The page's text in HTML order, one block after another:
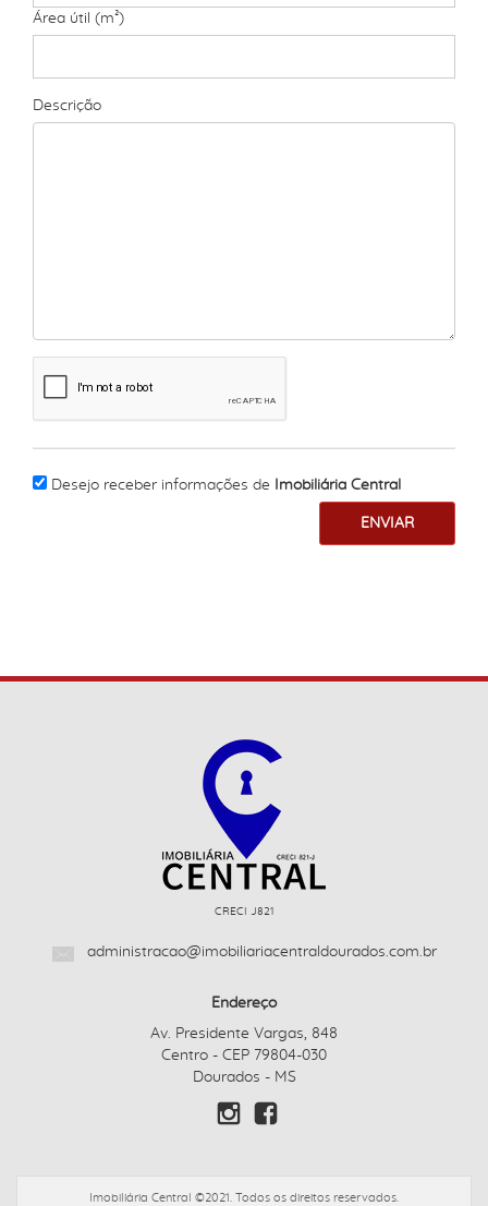
Área útil (m²)
Descrição
Desejo receber informações de Imobiliária Central
ENVIAR
CRECI J821
administracao@imobiliariacentraldourados.com.br
Endereço
Av. Presidente Vargas, 848
Centro - CEP 79804-030
Dourados - MS
Imobiliária Central ©2021. Todos os direitos reservados.